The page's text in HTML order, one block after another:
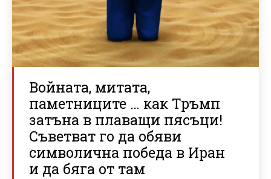
Войната, митата,
паметниците … как Тръмп
затъна в плаващи пясъци!
Съветват го да обяви
символична победа в Иран
и да бяга от там